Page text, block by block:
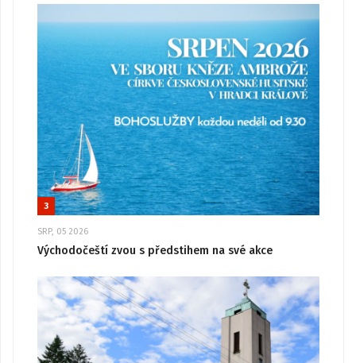
3
SRP, 05 2026
Východočeští zvou s předstihem na své akce